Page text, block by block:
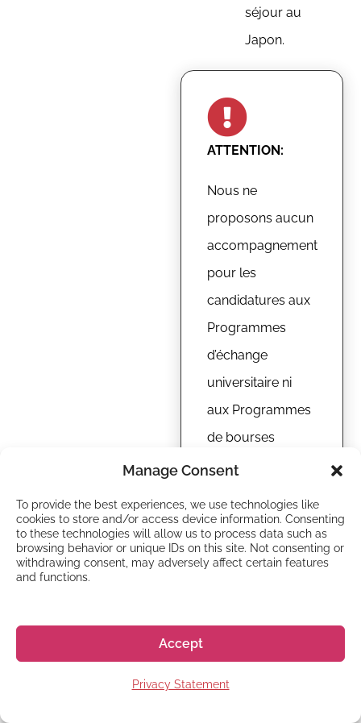
Manage Consent
To provide the best experiences, we use technologies like
cookies to store and/or access device information. Consenting
to these technologies will allow us to process data such as
browsing behavior or unique IDs on this site. Not consenting or
withdrawing consent, may adversely affect certain features
and functions.
Accept
Privacy Statement
séjour au
Japon.
ATTENTION:
Nous ne
proposons aucun
accompagnement
pour les
candidatures aux
Programmes
d’échange
universitaire ni
aux Programmes
de bourses
d’études.
DOCUMENTS REQUIS
les conditions
nécessaires
pour faire une